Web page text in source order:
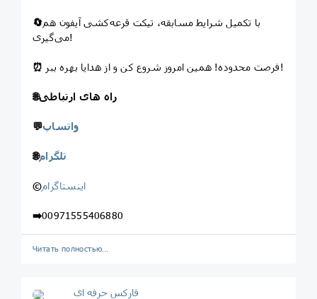
🔄با تکمیل شرایط مسابقه، تیکت قرعه‌کشی آیفون هم
می‌گیری!
⏰ فرصت محدوده! همین امروز شروع کن و از هدایا بهره ببر!
🌐راه های ارتباطی
💬واتساپ
🌐تلگرام
©️اینستاگرام
➡️00971555406880
Читать полностью…
فارکس حرفه ای